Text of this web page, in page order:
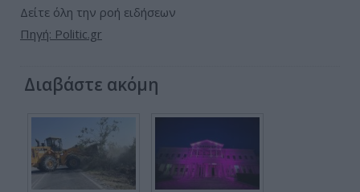
Δείτε όλη την ροή ειδήσεων
Πηγή: Politic.gr
Διαβάστε ακόμη